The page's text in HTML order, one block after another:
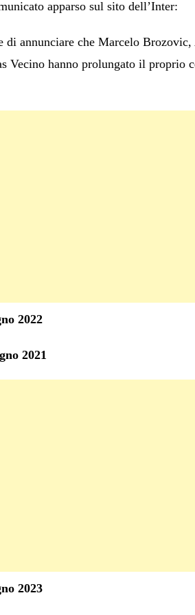
apparso sul sito dell’Inter:
annunciare che Marcelo
Vecino hanno prolungato il
2022
2021
2023